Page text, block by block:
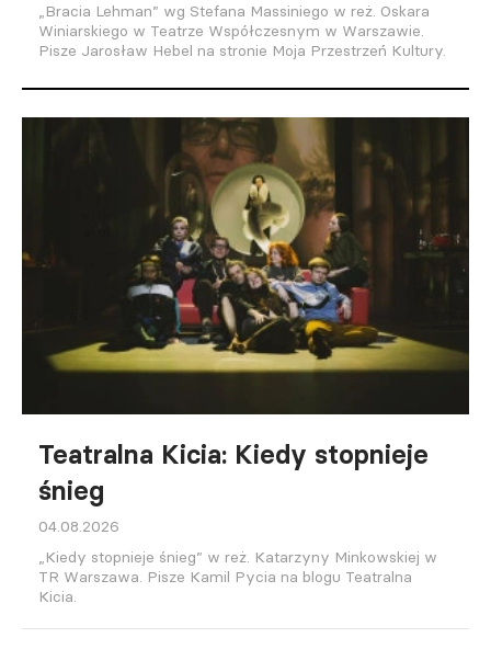
„Bracia Lehman” wg Stefana Massiniego w reż. Oskara
Winiarskiego w Teatrze Współczesnym w Warszawie.
Pisze Jarosław Hebel na stronie Moja Przestrzeń Kultury.
Teatralna Kicia: Kiedy stopnieje
śnieg
04.08.2026
„Kiedy stopnieje śnieg” w reż. Katarzyny Minkowskiej w
TR Warszawa. Pisze Kamil Pycia na blogu Teatralna
Kicia.